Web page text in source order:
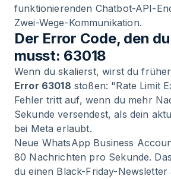
funktionierenden Chatbot-API-
Zwei-Wege-Kommunikation.
Der Error Code, den
musst: 63018
Wenn du skalierst, wirst du
Error 63018 stoßen: "Rate Limit
Fehler tritt auf, wenn du mehr
Sekunde versendest, als dein
bei Meta erlaubt.
Neue WhatsApp Business
80 Nachrichten pro Sekunde.
du einen Black-Friday-Newsletter